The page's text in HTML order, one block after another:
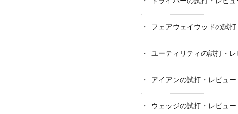
フェアウェイウッドの試
ユーティリティの試打・レ
アイアンの試打・レビュー
ウェッジの試打・レビュー